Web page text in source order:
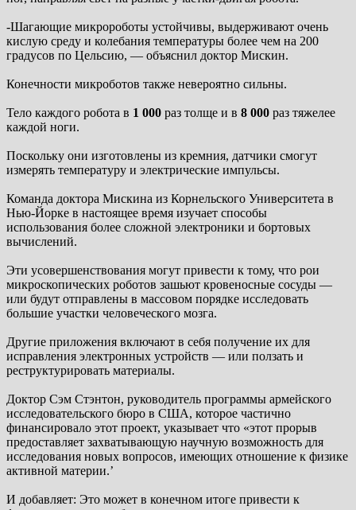
-Шагающие микророботы устойчивы, выдерживают очень
кислую среду и колебания температуры более чем на 200
градусов по Цельсию, — объяснил доктор Мискин.
Конечности микроботов также невероятно сильны.
Тело каждого робота в 1 000 раз толще и в 8 000 раз тяжелее
каждой ноги.
Поскольку они изготовлены из кремния, датчики смогут
измерять температуру и электрические импульсы.
Команда доктора Мискина из Корнельского Университета в
Нью-Йорке в настоящее время изучает способы
использования более сложной электроники и бортовых
вычислений.
Эти усовершенствования могут привести к тому, что рои
микроскопических роботов зашьют кровеносные сосуды —
или будут отправлены в массовом порядке исследовать
большие участки человеческого мозга.
Другие приложения включают в себя получение их для
исправления электронных устройств — или ползать и
реструктурировать материалы.
Доктор Сэм Стэнтон, руководитель программы армейского
исследовательского бюро в США, которое частично
финансировало этот проект, указывает что «этот прорыв
предоставляет захватывающую научную возможность для
исследования новых вопросов, имеющих отношение к физике
активной материи.’
И добавляет: Это может в конечном итоге привести к